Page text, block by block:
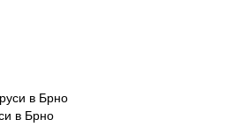
в Брно